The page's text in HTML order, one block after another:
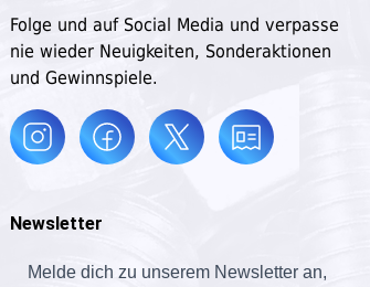
Folge und auf Social Media und verpasse
nie wieder Neuigkeiten, Sonderaktionen
und Gewinnspiele.
Newsletter
Melde dich zu unserem Newsletter an,